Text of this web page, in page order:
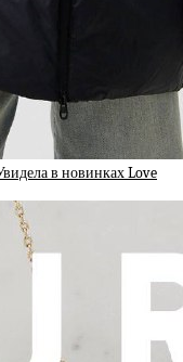
в новинках Love